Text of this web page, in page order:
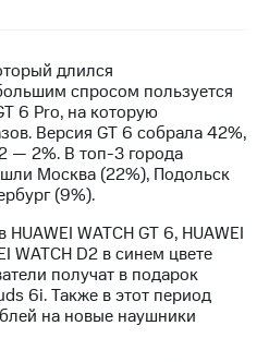
длился
спросом пользуется
6 Pro, на которую
Версия GT 6 собрала 42%,
— 2%. В топ-3 города
Москва (22%), Подольск
(9%).
WATCH GT 6, HUAWEI
WATCH D2 в синем цвете
получат в подарок
6i. Также в этот период
на новые наушники